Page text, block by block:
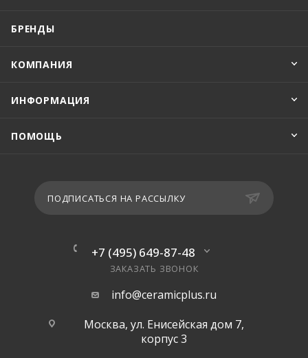
БРЕНДЫ
КОМПАНИЯ
ИНФОРМАЦИЯ
ПОМОЩЬ
ПОДПИСАТЬСЯ НА РАССЫЛКУ
+7 (495) 649-87-48
ЗАКАЗАТЬ ЗВОНОК
info@ceramicplus.ru
Москва, ул. Енисейская дом 7,
корпус 3